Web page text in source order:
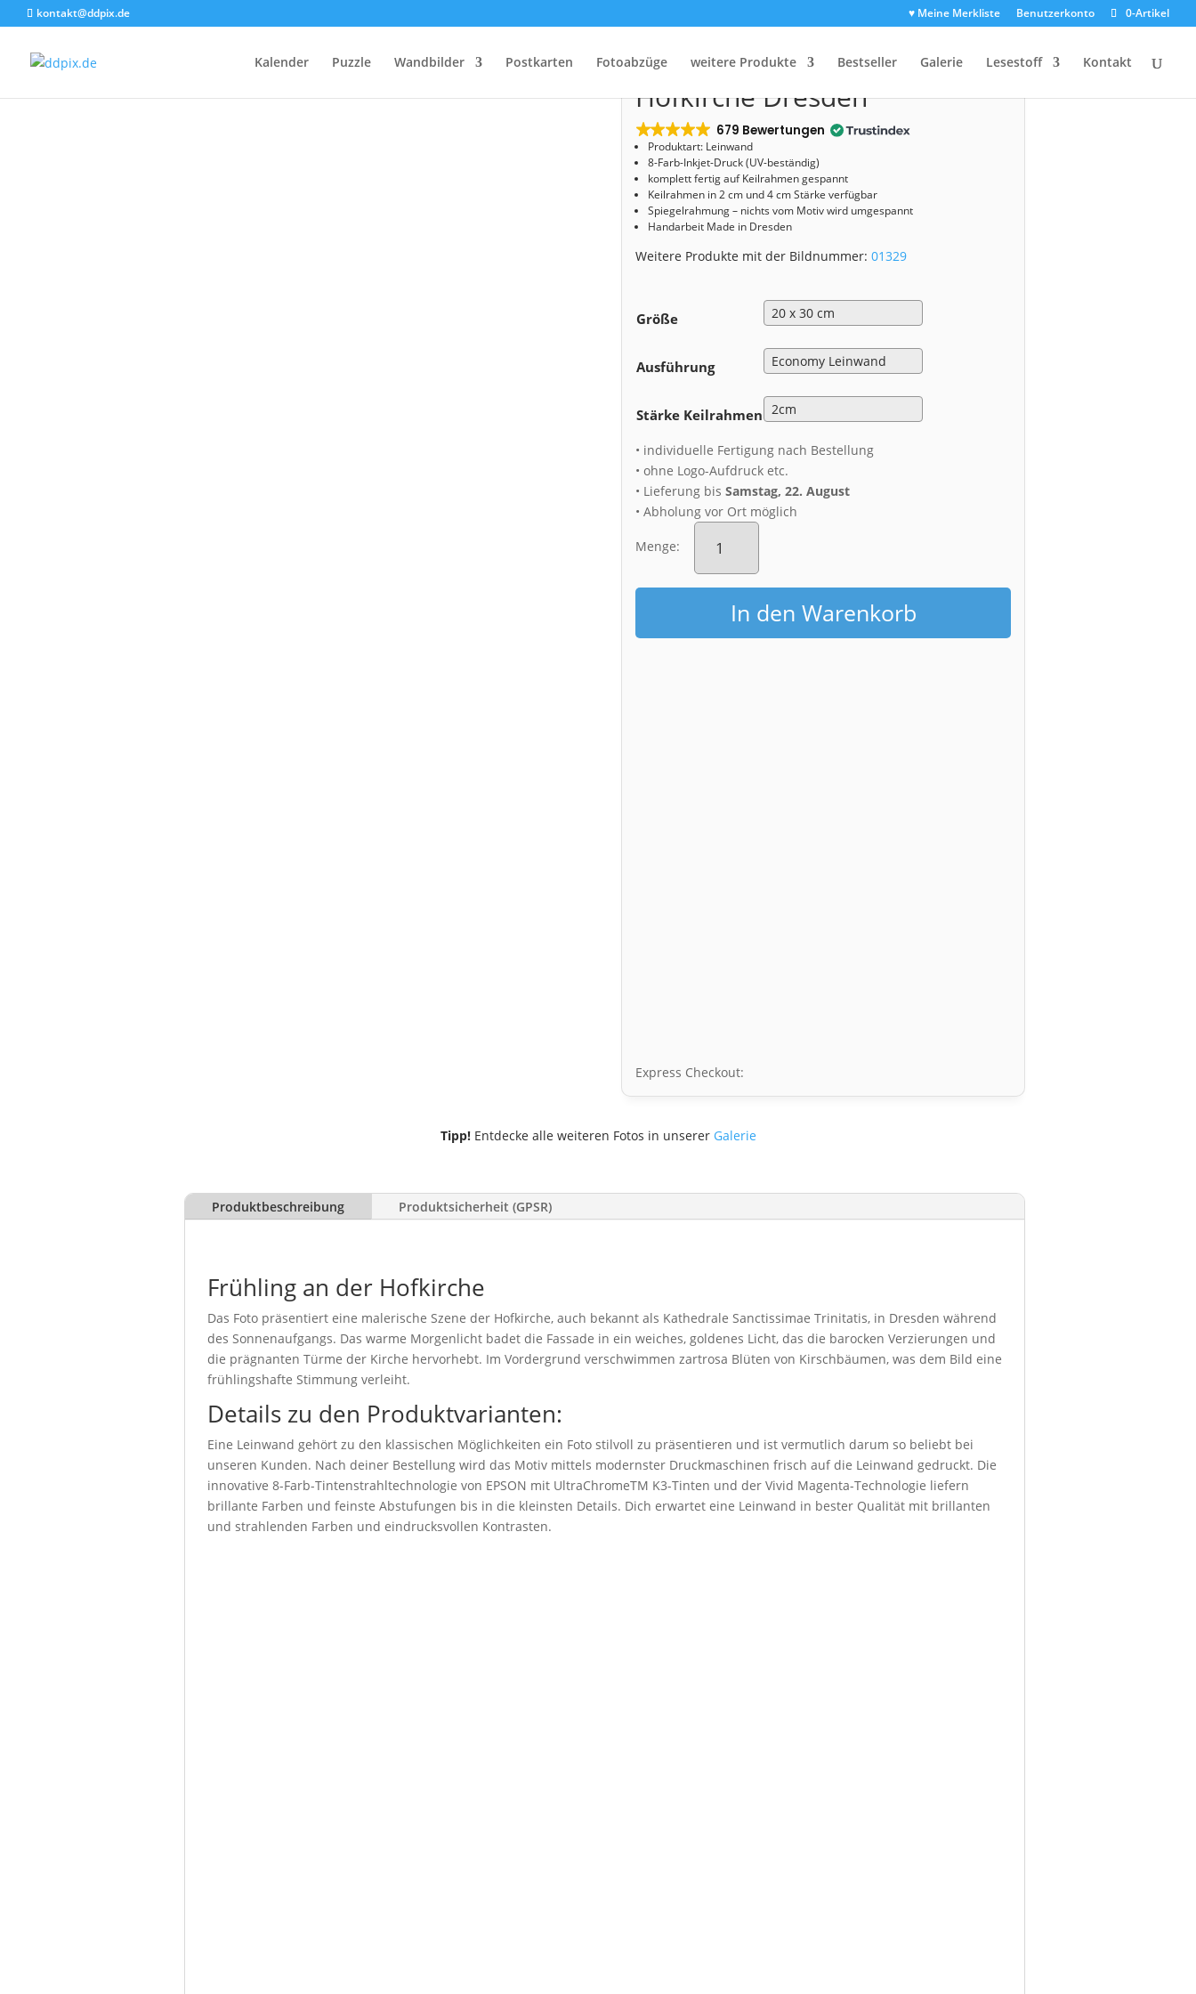
kontakt@ddpix.de ♥ Meine Merkliste Benutzerkonto 0-Artikel
Kalender Puzzle Wandbilder Postkarten Fotoabzüge weitere Produkte Bestseller Galerie Lesestoff Kontakt
Start/Shop/Leinwand/ Leinwand (01329) Hofkirche Dresden
Leinwand (01329)
Hofkirche Dresden
679 Bewertungen
Produktart: Leinwand
8-Farb-Inkjet-Druck (UV-beständig)
komplett fertig auf Keilrahmen gespannt
Keilrahmen in 2 cm und 4 cm Stärke verfügbar
Spiegelrahmung – nichts vom Motiv wird umgespannt
Handarbeit Made in Dresden
Weitere Produkte mit der Bildnummer:01329
Größe
Ausführung
Stärke Keilrahmen
• individuelle Fertigung nach Bestellung
• ohne Logo-Aufdruck etc.
• Lieferung bisSamstag, 22. August
• Abholung vor Ort möglich
Menge:
Leinwand
(01329)
Dresden
Menge
In den Warenkorb
Express Checkout:
Tipp!Entdecke alle weiteren Fotos in unserer Galerie
Produktbeschreibung Produktsicherheit (GPSR)
Frühling an der Hofkirche
Das Foto präsentiert eine malerische Szene der Hofkirche, auch bekannt als Kathedrale Sanctissimae Trinitatis, in Dresden während
des Sonnenaufgangs. Das warme Morgenlicht badet die Fassade in ein weiches, goldenes Licht, das die barocken Verzierungen und
die prägnanten Türme der Kirche hervorhebt. Im Vordergrund verschwimmen zartrosa Blüten von Kirschbäumen, was dem Bild eine
frühlingshafte Stimmung verleiht.
Details zu den Produktvarianten:
Eine Leinwand gehört zu den klassischen Möglichkeiten ein Foto stilvoll zu präsentieren und ist vermutlich darum so beliebt bei
unseren Kunden. Nach deiner Bestellung wird das Motiv mittels modernster Druckmaschinen frisch auf die Leinwand gedruckt. Die
innovative 8-Farb-Tintenstrahltechnologie von EPSON mit UltraChromeTM K3-Tinten und der Vivid Magenta-Technologie liefern
brillante Farben und feinste Abstufungen bis in die kleinsten Details. Dich erwartet eine Leinwand in bester Qualität mit brillanten
und strahlenden Farben und eindrucksvollen Kontrasten.